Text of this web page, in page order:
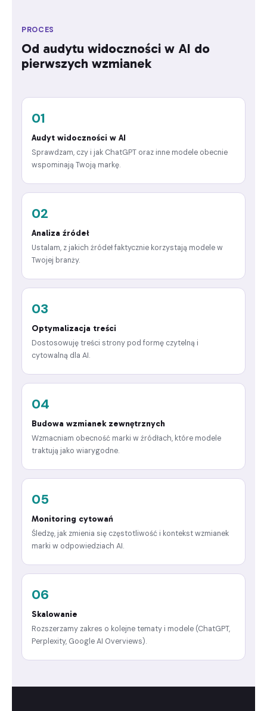
PROCES
Od audytu widoczności w AI do
pierwszych wzmianek
01
Audyt widoczności w AI
Sprawdzam, czy i jak ChatGPT oraz inne modele obecnie
wspominają Twoją markę.
02
Analiza źródeł
Ustalam, z jakich źródeł faktycznie korzystają modele w
Twojej branży.
03
Optymalizacja treści
Dostosowuję treści strony pod formę czytelną i
cytowalną dla AI.
04
Budowa wzmianek zewnętrznych
Wzmacniam obecność marki w źródłach, które modele
traktują jako wiarygodne.
05
Monitoring cytowań
Śledzę, jak zmienia się częstotliwość i kontekst wzmianek
marki w odpowiedziach AI.
06
Skalowanie
Rozszerzamy zakres o kolejne tematy i modele (ChatGPT,
Perplexity, Google AI Overviews).